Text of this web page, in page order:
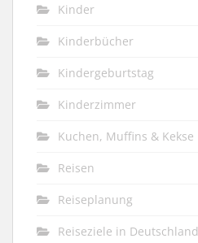
Kinder
Kinderbücher
Kindergeburtstag
Kinderzimmer
Kuchen, Muffins & Kekse
Reisen
Reiseplanung
Reiseziele in Deutschland